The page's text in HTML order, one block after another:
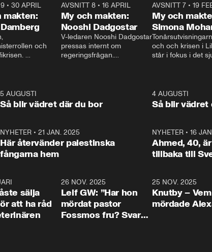
• 30 APRIL
makten:
och
och Makten.
AVSNITT 8• 16 APRIL
My och makten:
Nooshi Dadgostar
V-ledaren Nooshi Dadgostar
pressas internt om
regeringsfrågan.
– Vi ställer upp i val. Ska vi
vara med så sitter vi förstås
AVSNITT 7• 19
My och
Simona
och och krisen i
står i fokus i det
kommentator My
Rohwedder ställer
utbildnings- och
Mohamsson till
5 AUGUSTI
Så blir vädret där du bor
4 AUGUSTI
Så blir vädret
NYHETER •21 JAN. 2025
Här återvänder palestinska
fångarna hem
NYHETER• 16
Ahmed, 40,
tillbaka till
sälja
att ha råd
26 NOV. 2025
Leif GW: ”Har hon
mördat pastor
Fossmos fru? Svar
25 NOV. 2025
Knutby – Vem
mördade